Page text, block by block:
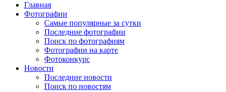
Главная
Фотографии
Cамые популярные за сутки
Последние фотографии
Поиск по фотографиям
Фотографии на карте
Фотоконкурс
Новости
Последние новости
Поиск по новостям